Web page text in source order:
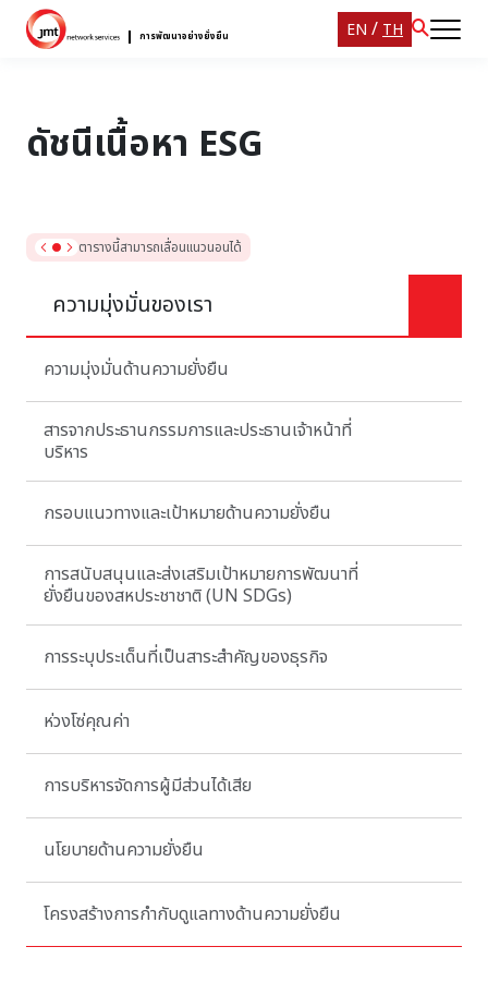
การพัฒนาอย่างยั่งยืน EN / TH
ดัชนีเนื้อหา ESG
ตารางนี้สามารถเลื่อนแนวนอนได้
ความมุ่งมั่นของเรา
ความมุ่งมั่นด้านความยั่งยืน
สารจากประธานกรรมการและประธานเจ้าหน้าที่
บริหาร
กรอบแนวทางและเป้าหมายด้านความยั่งยืน
การสนับสนุนและส่งเสริมเป้าหมายการพัฒนาที่
ยั่งยืนของสหประชาชาติ (UN SDGs)
การระบุประเด็นที่เป็นสาระสำคัญของธุรกิจ
ห่วงโซ่คุณค่า
การบริหารจัดการผู้มีส่วนได้เสีย
นโยบายด้านความยั่งยืน
โครงสร้างการกำกับดูแลทางด้านความยั่งยืน